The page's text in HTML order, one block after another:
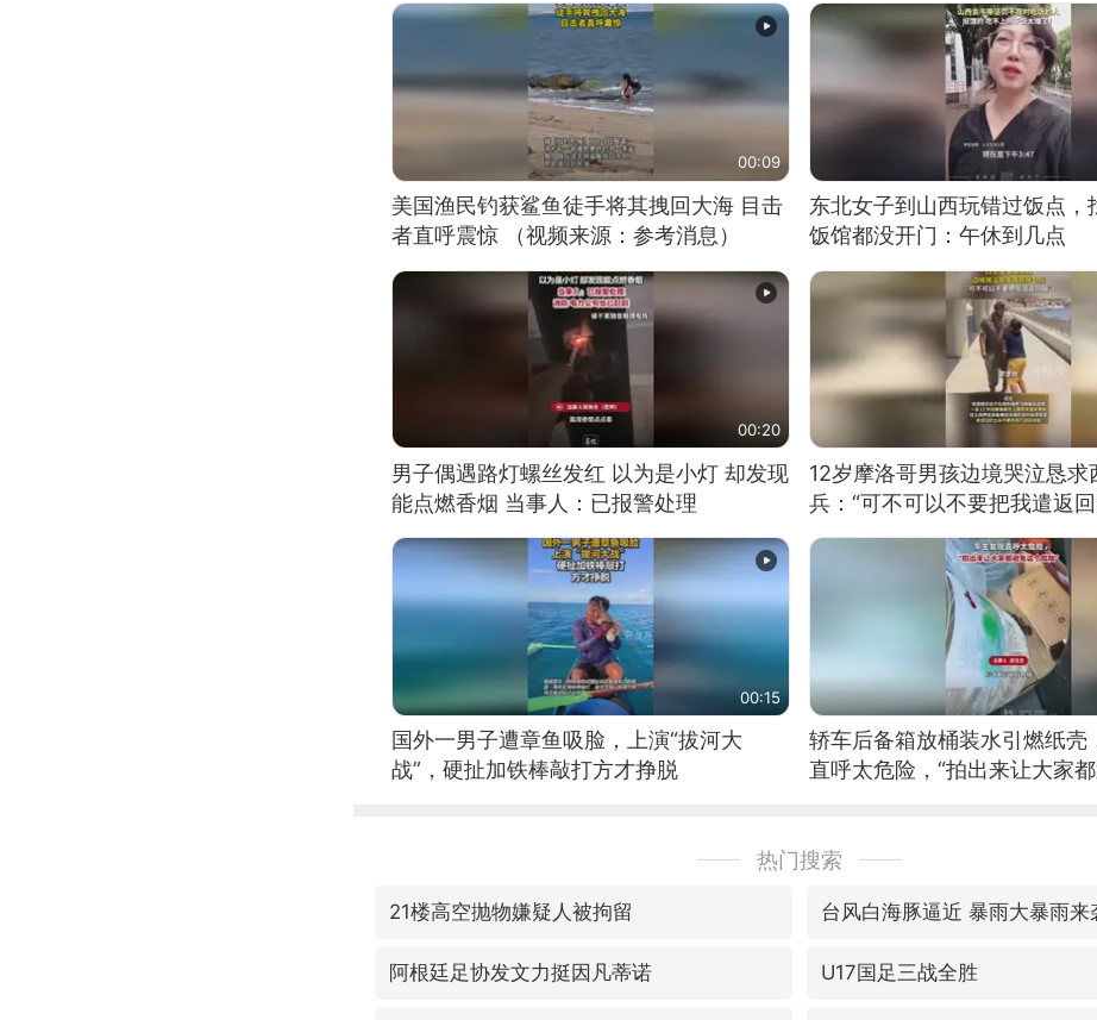
00:09
美国渔民钓获鲨鱼徒手将其拽回大海 目击
者直呼震惊 （视频来源：参考消息）
东北女子到山西玩错过饭点，
饭馆都没开门：午休到几点
00:20
男子偶遇路灯螺丝发红 以为是小灯 却发现
能点燃香烟 当事人：已报警处理
12岁摩洛哥男孩边境哭泣恳求
兵：“可不可以不要把我遣返回
00:15
国外一男子遭章鱼吸脸，上演“拔河大
战”，硬扯加铁棒敲打方才挣脱
轿车后备箱放桶装水引燃纸壳
直呼太危险，“拍出来让大家
热门搜索
21楼高空抛物嫌疑人被拘留 台风白海豚逼近 暴雨大暴雨来
阿根廷足协发文力挺因凡蒂诺 U17国足三战全胜